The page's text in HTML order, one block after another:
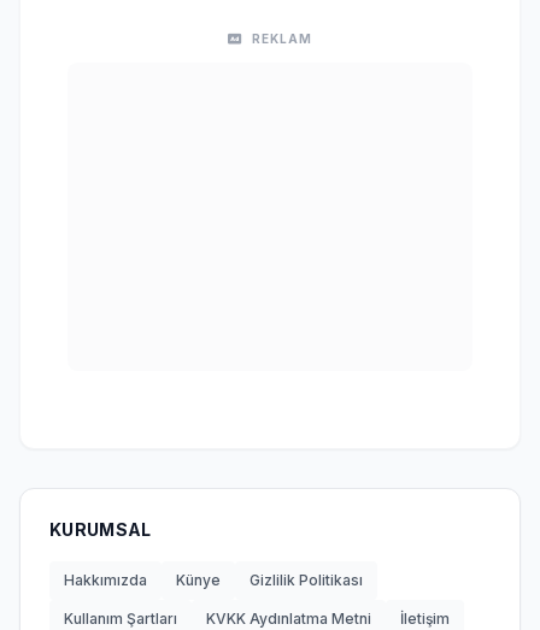
REKLAM
KURUMSAL
Hakkımızda Künye Gizlilik Politikası
Kullanım Şartları KVKK Aydınlatma Metni İletişim